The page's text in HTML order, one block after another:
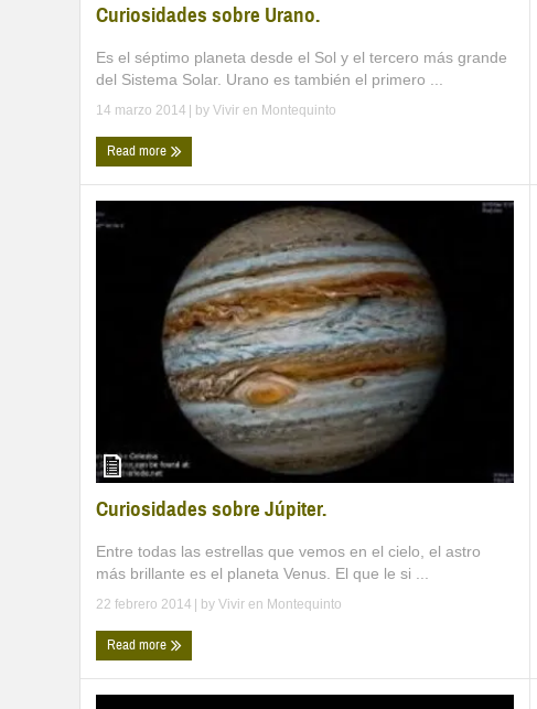
Curiosidades sobre Urano.
Es el séptimo planeta desde el Sol y el tercero más grande
del Sistema Solar. Urano es también el primero ...
14 marzo 2014 | by Vivir en Montequinto
Read more
Curiosidades sobre Júpiter.
Entre todas las estrellas que vemos en el cielo, el astro
más brillante es el planeta Venus. El que le si ...
22 febrero 2014 | by Vivir en Montequinto
Read more